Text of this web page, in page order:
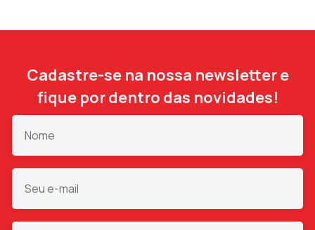
Cadastre-se na nossa newsletter e
fique por dentro das novidades!